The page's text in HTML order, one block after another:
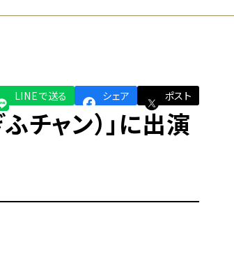
チャン）」に出演
LINEで送る シェア ポスト